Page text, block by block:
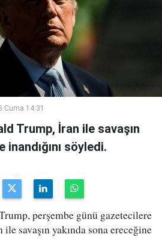
Cuma 14:31
Trump, İran ile savaşın
söyledi.
perşembe günü gazetecilere
ile savaşın yakında sona ereceğine